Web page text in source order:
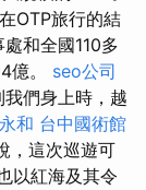
OTP旅行的結
和全國110多
億。 seo公司
們身上時，越
和 台中國術館
，這次巡遊可
以紅海及其令